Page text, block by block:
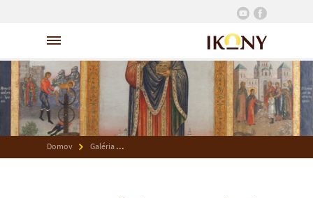
Domov Galéria